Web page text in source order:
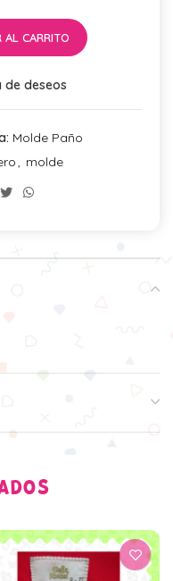
AL CARRITO
deseos
Molde Paño
, molde